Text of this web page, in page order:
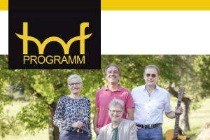
hof-programm – das
Veranstaltungsportal für
Hochfranken